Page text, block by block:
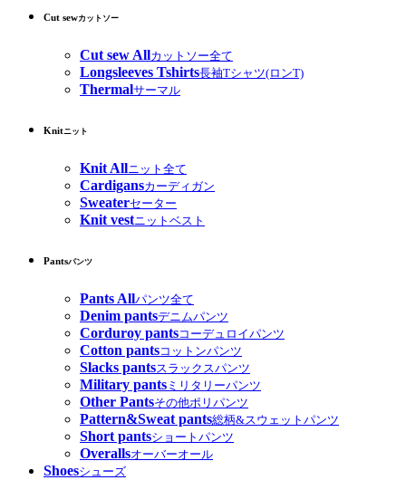
Cut sewカットソー
Cut sew Allカットソー全て
Longsleeves Tshirts長袖Tシャツ(ロンT)
Thermalサーマル
Knitニット
Knit Allニット全て
Cardigansカーディガン
Sweaterセーター
Knit vestニットベスト
Pantsパンツ
Pants Allパンツ全て
Denim pantsデニムパンツ
Corduroy pantsコーデュロイパンツ
Cotton pantsコットンパンツ
Slacks pantsスラックスパンツ
Military pants ミリタリーパンツ
Other Pantsその他ポリパンツ
Pattern&Sweat pants総柄&スウェットパンツ
Short pantsショートパンツ
Overallsオーバーオール
Shoesシューズ